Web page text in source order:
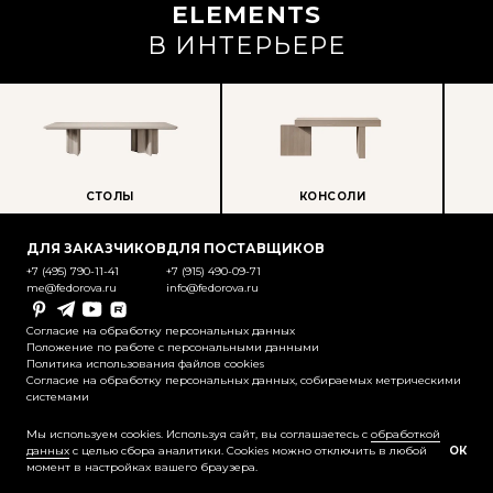
ELEMENTS
В ИНТЕРЬЕРЕ
СТОЛЫ КОНСОЛИ
ДЛЯ ЗАКАЗЧИКОВ
+7 (495) 790-11-41
me@fedorova.ru
ДЛЯ ПОСТАВЩИКОВ
+7 (915) 490-09-71
info@fedorova.ru
PinterestTelegramYouTubeRutube
Согласие на обработку персональных данных
Положение по работе с персональными данными
Политика использования файлов cookies
Согласие на обработку персональных данных, собираемых метрическими
системами
законодательством об авторском праве
Мы используем cookies. Используя сайт, вы соглашаетесь с обработкой
данных с целью сбора аналитики. Cookies можно отключить в любой
момент в настройках вашего браузера.
ОК